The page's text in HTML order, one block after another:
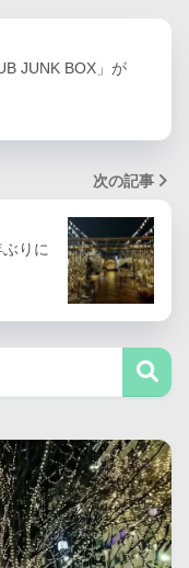
JUNK BOX」が
次の記事
りに